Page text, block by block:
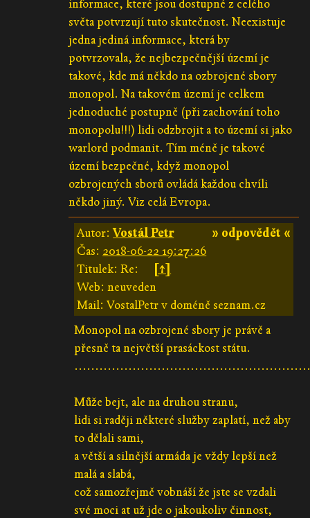
informace, které jsou dostupné z celého
světa potvrzují tuto skutečnost. Neexistuje
jedna jediná informace, která by
potvrzovala, že nejbezpečnější území je
takové, kde má někdo na ozbrojené sbory
monopol. Na takovém území je celkem
jednoduché postupně (při zachování toho
monopolu!!!) lidi odzbrojit a to území si jako
warlord podmanit. Tím méně je takové
území bezpečné, když monopol
ozbrojených sborů ovládá každou chvíli
někdo jiný. Viz celá Evropa.
» odpovědět «
Autor:Vostál Petr
Čas: 2018-06-22 19:27:26
Titulek: Re:
[↑]
Web: neuveden
Mail: VostalPetr v doméně seznam.cz
Monopol na ozbrojené sbory je právě a
přesně ta největší prasáckost státu.
Může bejt, ale na druhou stranu,
lidi si raději některé služby zaplatí, než aby
to dělali sami,
a větší a silnější armáda je vždy lepší než
malá a slabá,
což samozřejmě vobnáší že jste se vzdali
své moci at už jde o jakoukoliv činnost,